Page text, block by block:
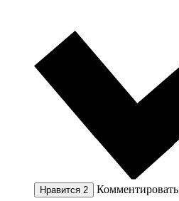
Нравится 2 Комментировать